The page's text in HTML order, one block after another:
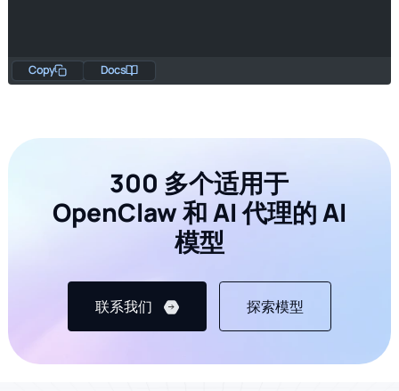
Copy Docs
300 多个适用于
OpenClaw 和 AI 代理的 AI
模型
联系我们 探索模型